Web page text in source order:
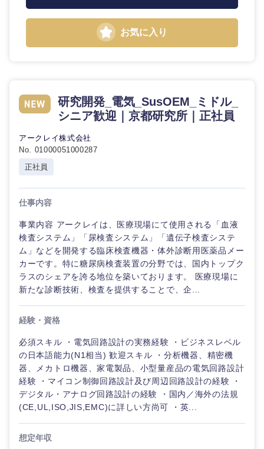
海外
お気に入り
研究開発_電気_SusOEM_ミドル_
シニア歓迎｜京都研究所｜正社員
アークレイ株式会社
No. 01000051000287
正社員
仕事内容
事業内容 アークレイは、医療現場にて使用される「血液
検査システム」「尿検査システム」「遺伝子検査システ
ム」などを開発する臨床検査機器・体外診断用医薬品メー
カーです。特に糖尿病検査装置の分野では、国内トップク
ラスのシェアを誇る地位を築いております。 医療現場に
新たな診断技術、検査を提供することで、企...
経験・資格
必須スキル ・電気回路設計の実務経験 ・ビジネスレベル
の日本語能力(N1相当) 歓迎スキル ・分析機器、精密機
器、メカトロ機器、家電製品、小型量産品の電気回路設計
経験 ・マイコン制御回路設計及び周辺回路設計の経験 ・
デジタル・アナログ回路設計の経験 ・国内／海外の法規
(CE,UL,ISO,JIS,EMC)に詳しい方尚可 ・英...
想定年収